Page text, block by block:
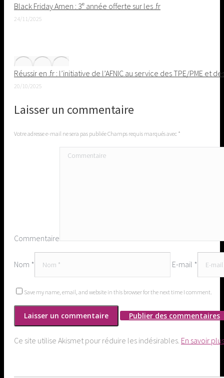
Black Friday Amen : 3ᵉ année offerte sur les .fr
24/11/2025
Réussir en .fr : l’initiative de l’AFNIC au service des TPE/PME et
20/10/2025
Laisser un commentaire
Votre adresse e-mail ne sera pas publiée Champs requis marqués avec *
Commentaire
Nom * E-mail *
Save my name, email, and website in this browser for the next time I comment.
Publier des commentaires
Ce site utilise Akismet pour réduire les indésirables. En savoir